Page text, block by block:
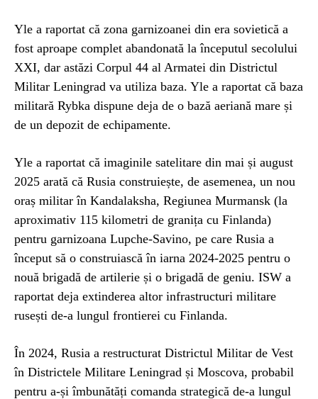
Yle a raportat că zona garnizoanei din era sovietică a
fost aproape complet abandonată la începutul secolului
XXI, dar astăzi Corpul 44 al Armatei din Districtul
Militar Leningrad va utiliza baza. Yle a raportat că baza
militară Rybka dispune deja de o bază aeriană mare și
de un depozit de echipamente.
Yle a raportat că imaginile satelitare din mai și august
2025 arată că Rusia construiește, de asemenea, un nou
oraș militar în Kandalaksha, Regiunea Murmansk (la
aproximativ 115 kilometri de granița cu Finlanda)
pentru garnizoana Lupche-Savino, pe care Rusia a
început să o construiască în iarna 2024-2025 pentru o
nouă brigadă de artilerie și o brigadă de geniu. ISW a
raportat deja extinderea altor infrastructuri militare
rusești de-a lungul frontierei cu Finlanda.
În 2024, Rusia a restructurat Districtul Militar de Vest
în Districtele Militare Leningrad și Moscova, probabil
pentru a-și îmbunătăți comanda strategică de-a lungul